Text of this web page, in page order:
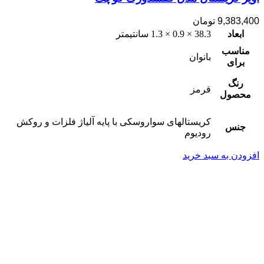
9,383,400 تومان
ابعاد
38.3 × 0.9 × 1.3 سانتیمتر
مناسب
برای
بانوان
رنگ
محصول
قرمز
جنس
کریستالهای سواروسکی با پایه آلیاژ فلزات و روکش
رودیوم
افزودن به سبد خرید